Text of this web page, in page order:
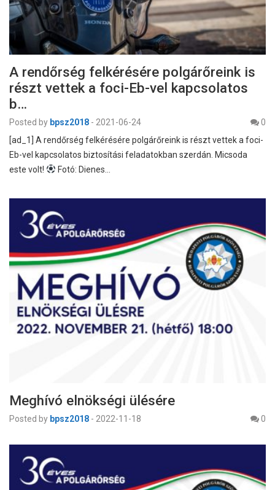
A rendőrség felkérésére polgárőreink is
részt vettek a foci-Eb-vel kapcsolatos
b…
Posted by bpsz2018 - 2021-06-24
0
[ad_1] A rendőrség felkérésére polgárőreink is részt vettek a foci-
Eb-vel kapcsolatos biztosítási feladatokban szerdán. Micsoda
este volt!
Fotó: Dienes…
Meghívó elnökségi ülésére
Posted by bpsz2018 - 2022-11-18 0